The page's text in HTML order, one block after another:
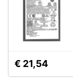
€ 21,54